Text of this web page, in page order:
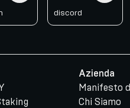
discord
Azienda
Manifesto
Chi Siamo